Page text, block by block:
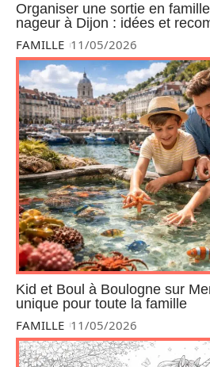
Organiser une sortie en
nageur à Dijon : idées et
FAMILLE 11/05/2026
Kid et Boul à Boulogne sur
unique pour toute la famille
FAMILLE 11/05/2026